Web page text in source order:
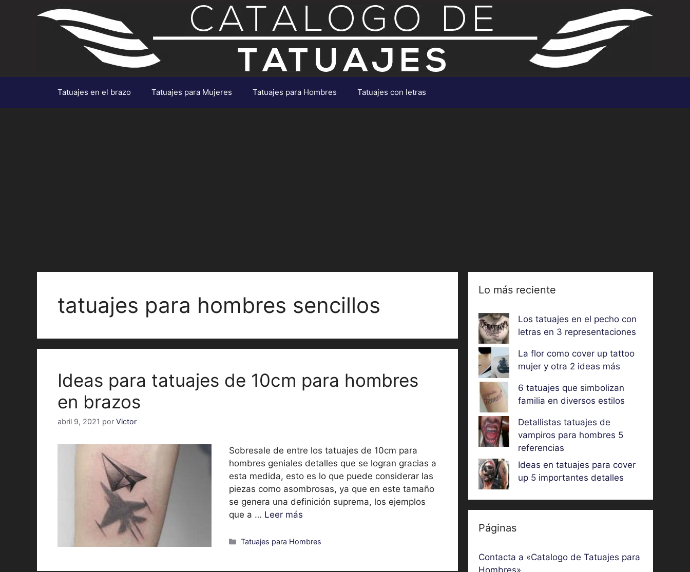
Tatuajes en el brazo Tatuajes para Mujeres Tatuajes para Hombres Tatuajes con letras
tatuajes para hombres sencillos
Ideas para tatuajes de 10cm para hombres
en brazos
abril 9, 2021 por Victor
Sobresale de entre los tatuajes de 10cm para
hombres geniales detalles que se logran gracias a
esta medida, esto es lo que puede considerar las
piezas como asombrosas, ya que en este tamaño
se genera una definición suprema, los ejemplos
que a … Leer más
Categorías
Tatuajes para Hombres
Lo más reciente
Los tatuajes en el pecho con
letras en 3 representaciones
La flor como cover up tattoo
mujer y otra 2 ideas más
6 tatuajes que simbolizan
familia en diversos estilos
Detallistas tatuajes de
vampiros para hombres 5
referencias
Ideas en tatuajes para cover
up 5 importantes detalles
Páginas
Contacta a «Catalogo de Tatuajes para